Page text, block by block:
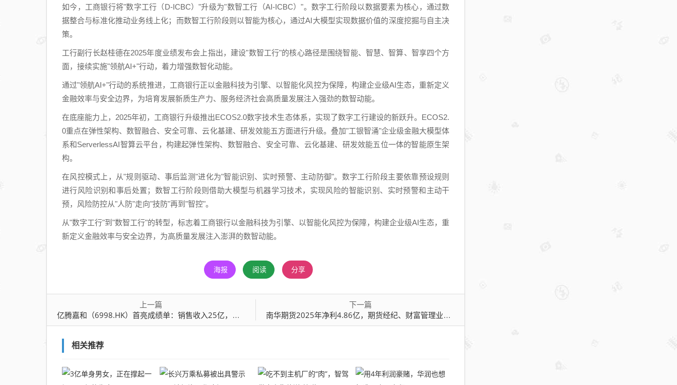
如今，工商银行将"数字工行（D-ICBC）"升级为"数智工行（AI-ICBC）"。数字工行阶段以数据要素为核心，通过数
据整合与标准化推动业务线上化；而数智工行阶段则以智能为核心，通过AI大模型实现数据价值的深度挖掘与自主决
策。
工行副行长赵桂德在2025年度业绩发布会上指出，建设"数智工行"的核心路径是围绕智能、智慧、智算、智享四个方
面，接续实施"领航AI+"行动，着力增强数智化动能。
通过"领航AI+"行动的系统推进，工商银行正以金融科技为引擎、以智能化风控为保障，构建企业级AI生态，重新定义
金融效率与安全边界，为培育发展新质生产力、服务经济社会高质量发展注入强劲的数智动能。
在底座能力上，2025年初，工商银行升级推出ECOS2.0数字技术生态体系，实现了数字工行建设的新跃升。ECOS2.
0重点在弹性架构、数智融合、安全可靠、云化基建、研发效能五方面进行升级。叠加"工银智涌"企业级金融大模型体
系和ServerlessAI智算云平台，构建起弹性架构、数智融合、安全可靠、云化基建、研发效能五位一体的智能原生架
构。
在风控模式上，从"规则驱动、事后监测"进化为"智能识别、实时预警、主动防御"。数字工行阶段主要依靠预设规则
进行风险识别和事后处置；数智工行阶段则借助大模型与机器学习技术，实现风险的智能识别、实时预警和主动干
预，风险防控从"人防"走向"技防"再到"智控"。
从"数字工行"到"数智工行"的转型，标志着工商银行以金融科技为引擎、以智能化风控为保障，构建企业级AI生态，重
新定义金融效率与安全边界，为高质量发展注入澎湃的数智动能。
海报 阅读 分享
上一篇
亿腾嘉和（6998.HK）首亮成绩单：销售收入25亿，研发管线快速推进
下一篇
南华期货2025年净利4.86亿，期货经纪、财富管理业务下滑，南华基金亏损0.17亿
相关推荐